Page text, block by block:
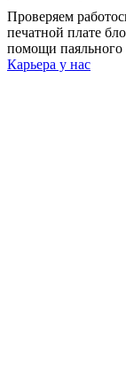
Проверяем
печатной плате
помощи паяльного
Карьера у нас